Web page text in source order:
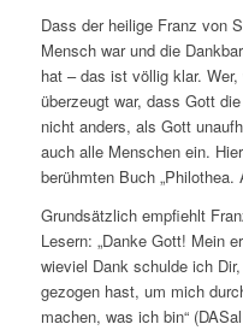
Dass der heilige Franz von
Mensch war und die
hat – das ist völlig klar.
überzeugt war, dass Gott
nicht anders, als Gott
auch alle Menschen ein.
berühmten Buch „Philothea.
Grundsätzlich empfiehlt
Lesern: „Danke Gott! Mein
wieviel Dank schulde ich
gezogen hast, um mich
machen, was ich bin“